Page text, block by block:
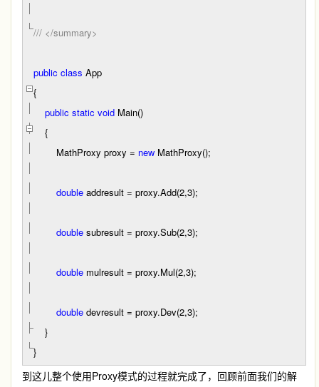
/// </summary>
public class App
{
public static void Main()
{
MathProxy proxy = new MathProxy();
double addresult = proxy.Add(2,3);
double subresult = proxy.Sub(2,3);
double mulresult = proxy.Mul(2,3);
double devresult = proxy.Dev(2,3);
}
}
到这儿整个使用Proxy模式的过程就完成了，回顾前面我们的解